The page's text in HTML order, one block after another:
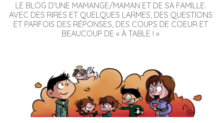
LE BLOG D’UNE MAMANGE/MAMAN ET DE SA FAMILLE.
AVEC DES RIRES ET QUELQUES LARMES, DES QUESTIONS
ET PARFOIS DES RÉPONSES, DES COUPS DE COEUR ET
BEAUCOUP DE « À TABLE ! »